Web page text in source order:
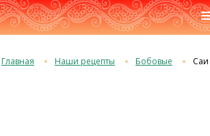
Главная Наши рецепты Бобовые